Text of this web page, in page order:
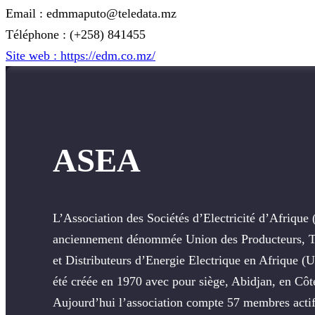
Email : edmmaputo@teledata.mz
Téléphone : (+258) 841455
Site web : https://edm.co.mz/
ASEA
L’Association des Sociétés d’Electricité
anciennement dénommée Union des Producteurs,
et Distributeurs d’Energie Electrique en Afrique
été créée en 1970 avec pour siège, Abidjan, en
Aujourd’hui l’association compte 57 membres